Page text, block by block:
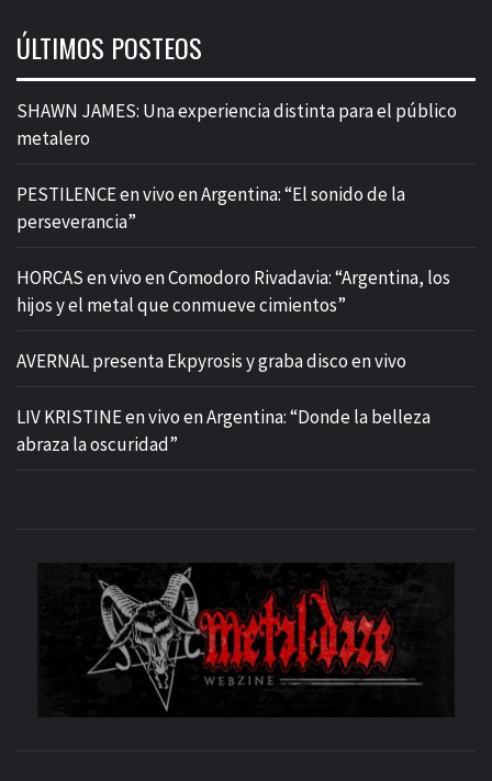
ÚLTIMOS POSTEOS
SHAWN JAMES: Una experiencia distinta para el público
metalero
PESTILENCE en vivo en Argentina: “El sonido de la
perseverancia”
HORCAS en vivo en Comodoro Rivadavia: “Argentina, los
hijos y el metal que conmueve cimientos”
AVERNAL presenta Ekpyrosis y graba disco en vivo
LIV KRISTINE en vivo en Argentina: “Donde la belleza
abraza la oscuridad”